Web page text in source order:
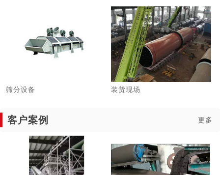
筛分设备 装货现场
客户案例 更多